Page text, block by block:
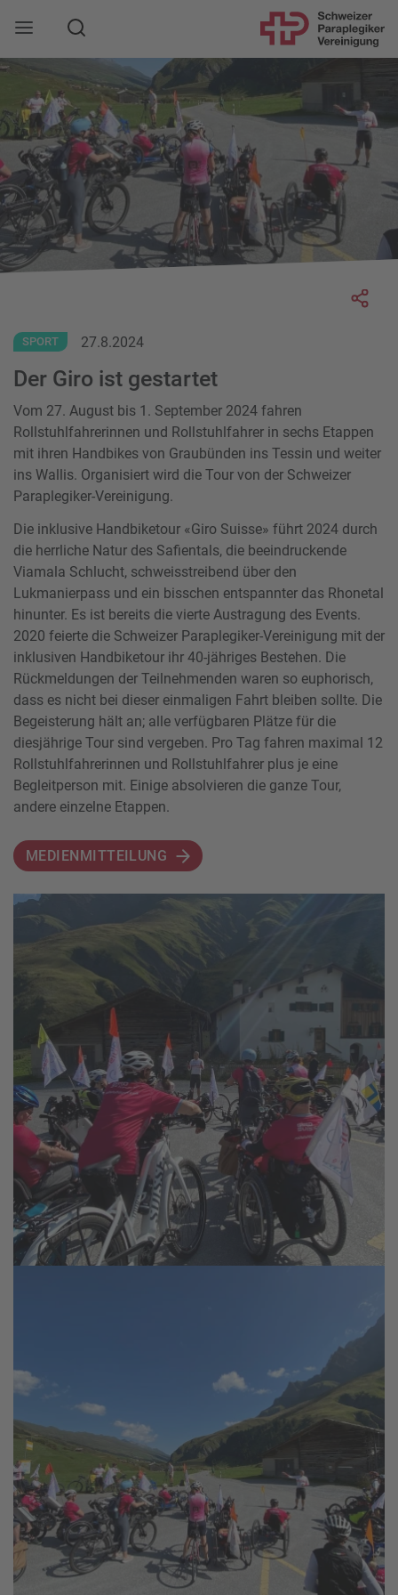
Mobile Navigation öffnen
Suche
SPORT 27.8.2024
Der Giro ist gestartet
Vom 27. August bis 1. September 2024 fahren
Rollstuhlfahrerinnen und Rollstuhlfahrer in sechs Etappen
mit ihren Handbikes von Graubünden ins Tessin und weiter
ins Wallis. Organisiert wird die Tour von der Schweizer
Paraplegiker-Vereinigung.
Die inklusive Handbiketour «Giro Suisse» führt 2024 durch
die herrliche Natur des Safientals, die beeindruckende
Viamala Schlucht, schweisstreibend über den
Lukmanierpass und ein bisschen entspannter das Rhonetal
hinunter. Es ist bereits die vierte Austragung des Events.
2020 feierte die Schweizer Paraplegiker-Vereinigung mit der
inklusiven Handbiketour ihr 40-jähriges Bestehen. Die
Rückmeldungen der Teilnehmenden waren so euphorisch,
dass es nicht bei dieser einmaligen Fahrt bleiben sollte. Die
Begeisterung hält an; alle verfügbaren Plätze für die
diesjährige Tour sind vergeben. Pro Tag fahren maximal 12
Rollstuhlfahrerinnen und Rollstuhlfahrer plus je eine
Begleitperson mit. Einige absolvieren die ganze Tour,
andere einzelne Etappen.
MEDIENMITTEILUNG